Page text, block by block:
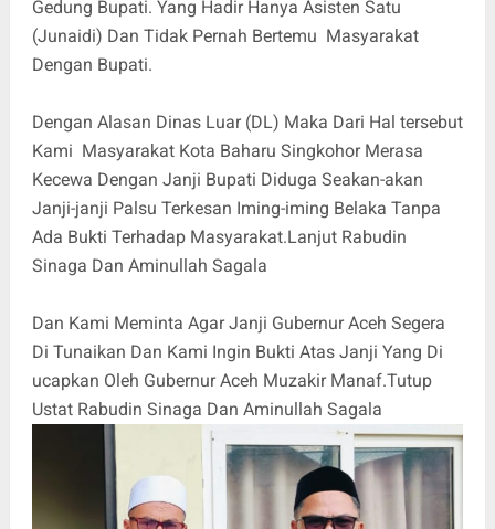
Gedung Bupati. Yang Hadir Hanya Asisten Satu
(Junaidi) Dan Tidak Pernah Bertemu Masyarakat
Dengan Bupati.
Dengan Alasan Dinas Luar (DL) Maka Dari Hal tersebut
Kami Masyarakat Kota Baharu Singkohor Merasa
Kecewa Dengan Janji Bupati Diduga Seakan-akan
Janji-janji Palsu Terkesan Iming-iming Belaka Tanpa
Ada Bukti Terhadap Masyarakat.Lanjut Rabudin
Sinaga Dan Aminullah Sagala
Dan Kami Meminta Agar Janji Gubernur Aceh Segera
Di Tunaikan Dan Kami Ingin Bukti Atas Janji Yang Di
ucapkan Oleh Gubernur Aceh Muzakir Manaf.Tutup
Ustat Rabudin Sinaga Dan Aminullah Sagala